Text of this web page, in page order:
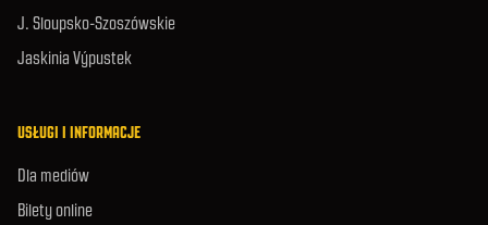
J. Sloupsko-Szoszówskie
Jaskinia Výpustek
USŁUGI I INFORMACJE
Dla mediów
Bilety online